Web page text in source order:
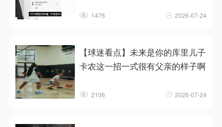
1476 2026-07-24
【球迷看点】未来是你的库里儿子
卡农这一招一式很有父亲的样子啊
2106 2026-07-24